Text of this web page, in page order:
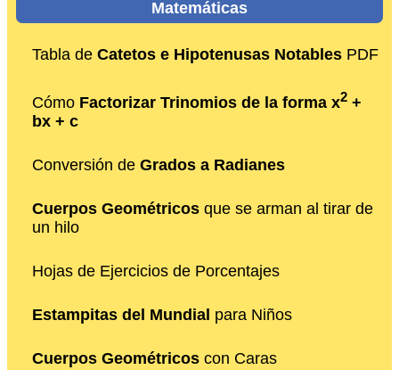
Matemáticas
Tabla de Catetos e Hipotenusas Notables PDF
Cómo Factorizar Trinomios de la forma x2 +
bx + c
Conversión de Grados a Radianes
Cuerpos Geométricos que se arman al tirar de
un hilo
Hojas de Ejercicios de Porcentajes
Estampitas del Mundial para Niños
Cuerpos Geométricos con Caras